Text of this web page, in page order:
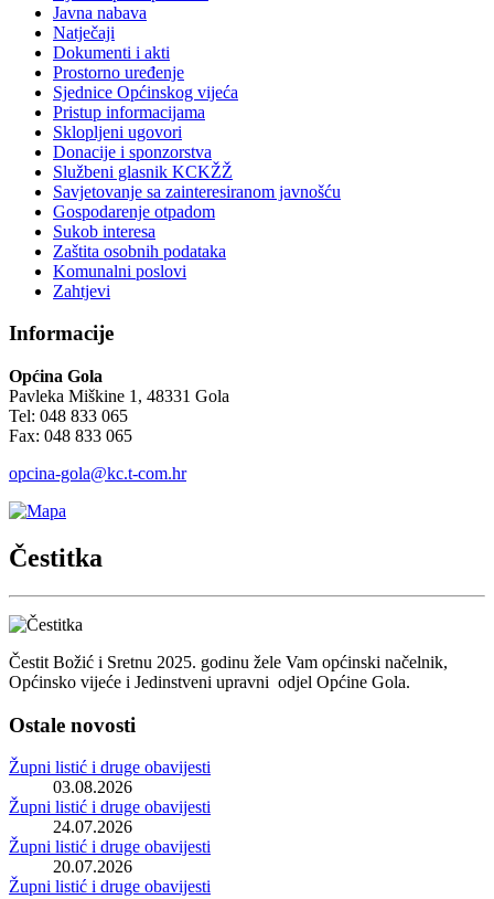
Javna nabava
Natječaji
Dokumenti i akti
Prostorno uređenje
Sjednice Općinskog vijeća
Pristup informacijama
Sklopljeni ugovori
Donacije i sponzorstva
Službeni glasnik KCKŽŽ
Savjetovanje sa zainteresiranom javnošću
Gospodarenje otpadom
Sukob interesa
Zaštita osobnih podataka
Komunalni poslovi
Zahtjevi
Informacije
Općina Gola
Pavleka Miškine 1, 48331 Gola
Tel: 048 833 065
Fax: 048 833 065
opcina-gola@kc.t-com.hr
Čestitka
Čestit Božić i Sretnu 2025. godinu žele Vam općinski načelnik,
Općinsko vijeće i Jedinstveni upravni odjel Općine Gola.
Ostale novosti
Župni listić i druge obavijesti
03.08.2026
Župni listić i druge obavijesti
24.07.2026
Župni listić i druge obavijesti
20.07.2026
Župni listić i druge obavijesti